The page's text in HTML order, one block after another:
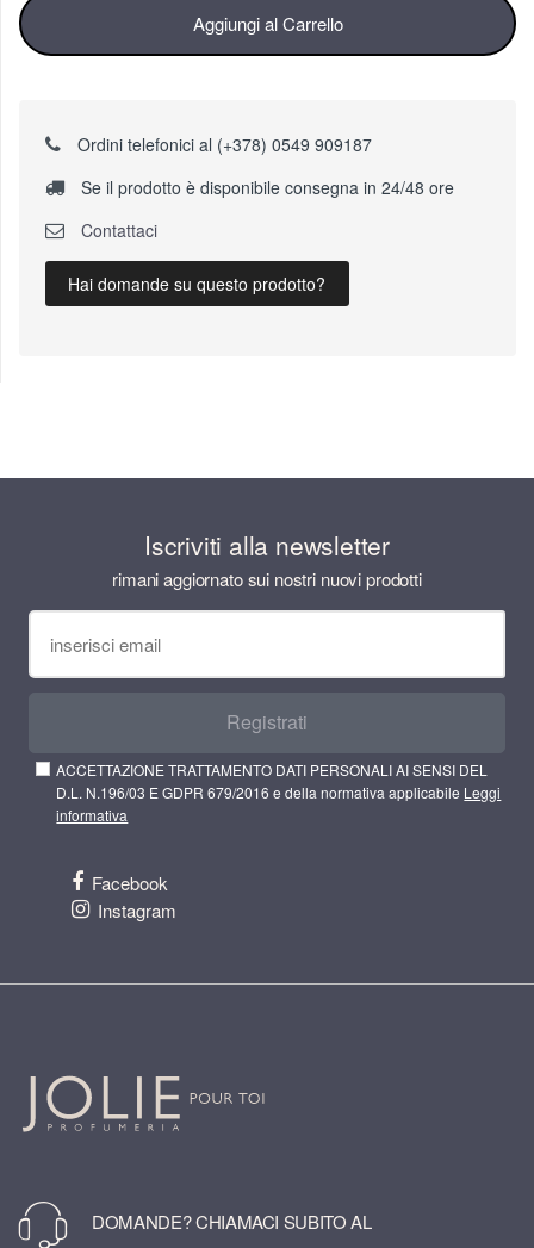
Aggiungi al Carrello
Ordini telefonici al (+378) 0549 909187
Se il prodotto è disponibile consegna in 24/48 ore
Contattaci
Hai domande su questo prodotto?
Iscriviti alla newsletter
rimani aggiornato sui nostri nuovi prodotti
Registrati
ACCETTAZIONE TRATTAMENTO DATI PERSONALI AI SENSI DEL
D.L. N.196/03 E GDPR 679/2016 e della normativa applicabile Leggi
informativa
Facebook
Instagram
DOMANDE? CHIAMACI SUBITO AL